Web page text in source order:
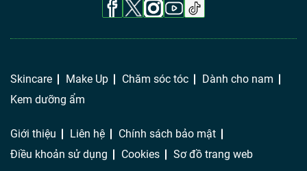
Skincare Make Up Chăm sóc tóc
Dành cho nam
Kem dưỡng ẩm
Giới thiệu Liên hệ
Chính sách bảo mật
Điều khoản sử dụng
Cookies Sơ đồ trang web